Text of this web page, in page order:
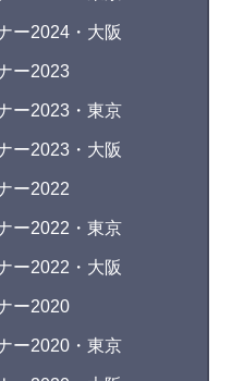
ー2024・大阪
ー2023
ー2023・東京
ー2023・大阪
ー2022
ー2022・東京
ー2022・大阪
ー2020
ー2020・東京